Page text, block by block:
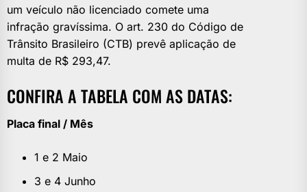
um veículo não licenciado comete uma
infração gravíssima. O art. 230 do Código de
Trânsito Brasileiro (CTB) prevê aplicação de
multa de R$ 293,47.
CONFIRA A TABELA COM AS DATAS:
Placa final / Mês
1 e 2 Maio
3 e 4 Junho